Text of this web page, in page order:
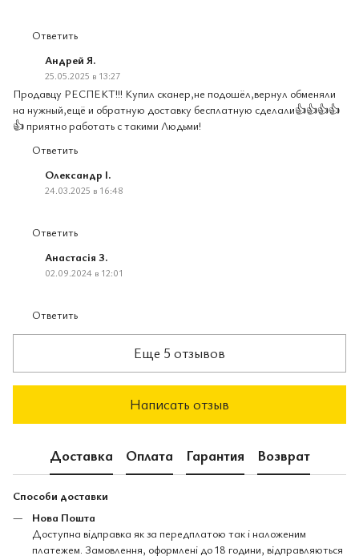
Ответить
Андрей Я.
25.05.2025 в 13:27
Продавцу РЕСПЕКТ!!! Купил сканер,не подошёл,вернул обменяли
на нужный,ещё и обратную доставку бесплатную сделали👍👍👍👍
👍 приятно работать с такими Людьми!
Ответить
Олександр І.
24.03.2025 в 16:48
Ответить
Анастасія З.
02.09.2024 в 12:01
Ответить
Еще 5 отзывов
Написать отзыв
Доставка Оплата Гарантия Возврат
Способи доставки
Нова Пошта
Доступна відправка як за передплатою так і наложеним
платежем. Замовлення, оформлені до 18 години, відправляються